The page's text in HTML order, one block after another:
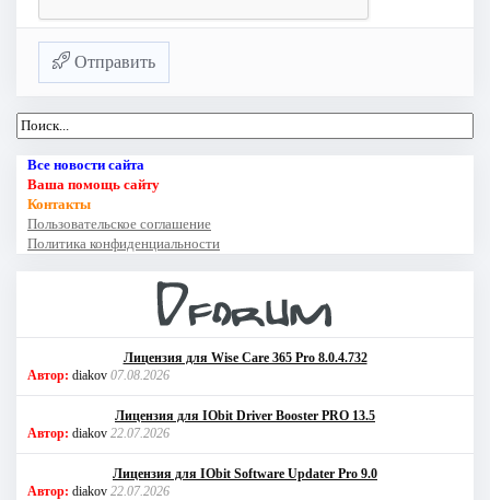
Отправить
Все новости сайта
Ваша помощь сайту
Контакты
Пользовательское соглашение
Политика конфиденциальности
Лицензия для Wise Care 365 Pro 8.0.4.732
Автор: diakov 07.08.2026
Лицензия для IObit Driver Booster PRO 13.5
Автор: diakov 22.07.2026
Лицензия для IObit Software Updater Pro 9.0
Автор: diakov 22.07.2026